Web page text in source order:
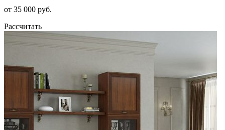
от 35 000 руб.
Рассчитать